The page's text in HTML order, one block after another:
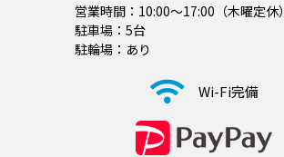
営業時間：10:00〜17:00（木曜定休）
駐車場：5台
駐輪場：あり
Wi-Fi完備